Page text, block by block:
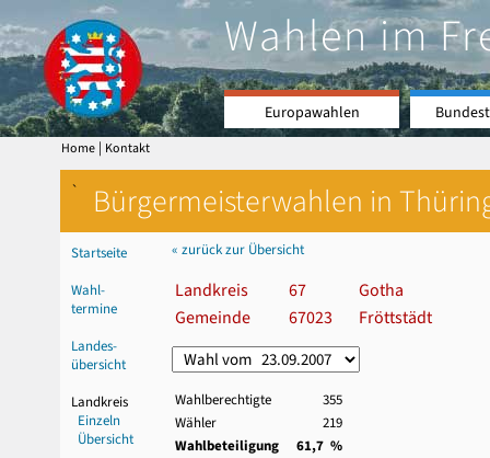
Wahlen im
Europawahlen
Home | Kontakt
` Bürgermeisterwahlen in
Startseite
Wahl-
termine
Landes-
übersicht
Landkreis
Einzeln
Übersicht
« zurück zur Übersicht
Landkreis 67
Gotha
Gemeinde
67023 Fröttstädt
Wahlberechtigte
355
Wähler
219
Wahlbeteiligung
61,7 %